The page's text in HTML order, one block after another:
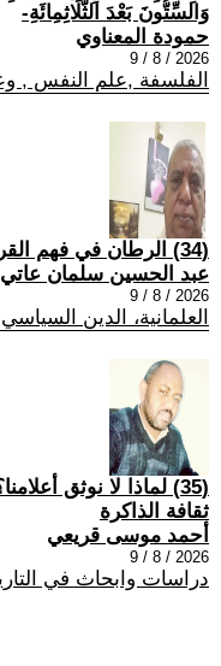
وَالسِّتُّونَ بَعْدَ الثَّلَاثِمِائَةِ-
حمودة المعناوي
2026 / 8 / 9
الفلسفة ,علم النفس ,
(34) الرطان في فهم القران.....7
عبد الحسين سلمان عاتي
2026 / 8 / 9
العلمانية، الدين
(35) لماذا لا نوثق
ثقافة الذاكرة
أحمد موسى قريعي
2026 / 8 / 9
دراسات وابحاث في